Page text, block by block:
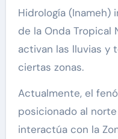
Hidrología (Inameh)
de la Onda Tropical
activan las lluvias y
ciertas zonas.
Actualmente, el
posicionado al
interactúa con la